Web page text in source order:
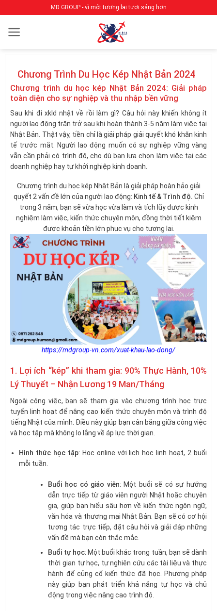
qua
nội
MD GROUP - vì một tương lai tươi sáng hơn
Chương Trình Du Học Kép Nhật Bản 2024
Chương trình du học kép Nhật Bản 2024: Giải pháp
toàn diện cho sự nghiệp và thu nhập bền vững
Sau khi đi xkld nhật về rồi làm gì? Câu hỏi này khiến không ít
người lao động trăn trở sau khi hoàn thành 3-5 năm làm việc tại
Nhật Bản. Thật vậy, tiền chỉ là giải pháp giải quyết khó khăn kinh
tế trước mắt. Người lao động muốn có sự nghiệp vững vàng
vẫn cần phải có trình độ, cho dù bạn lựa chọn làm việc tại các
doanh nghiệp hay tự khởi nghiệp kinh doanh.
Chương trình du học kép Nhật Bản là giải pháp hoàn hảo giải
quyết 2 vấn đề lớn của người lao động: Kinh tế & Trình độ. Chỉ
trong 3 năm, bạn sẽ vừa học vừa làm và tích lũy được kinh
nghiệm làm việc, kiến thức chuyên môn, đồng thời tiết kiệm
được khoản tiền lớn phục vụ cho tương lai.
https://mdgroup-vn.com/xuat-khau-lao-dong/
1. Lợi ích “kép” khi tham gia: 90% Thực Hành, 10%
Lý Thuyết – Nhận Lương 19 Man/Tháng
Ngoài công việc, bạn sẽ tham gia vào chương trình học trực
tuyến linh hoạt để nâng cao kiến thức chuyên môn và trình độ
tiếng Nhật của mình. Điều này giúp bạn cân bằng giữa công việc
và học tập mà không lo lắng về áp lực thời gian.
Hình thức học tập: Học online với lịch học linh hoạt, 2 buổi
mỗi tuần.
Buổi học có giáo viên: Một buổi sẽ có sự hướng
dẫn trực tiếp từ giáo viên người Nhật hoặc chuyên
gia, giúp bạn hiểu sâu hơn về kiến thức ngôn ngữ,
văn hóa và thương mại Nhật Bản. Bạn sẽ có cơ hội
tương tác trực tiếp, đặt câu hỏi và giải đáp những
vấn đề mà bạn còn thắc mắc.
Buổi tự học: Một buổi khác trong tuần, bạn sẽ dành
thời gian tự học, tự nghiên cứu các tài liệu và thực
hành để củng cố kiến thức đã học. Phương pháp
này giúp bạn phát triển khả năng tự học và chủ
động trong việc nâng cao trình độ.